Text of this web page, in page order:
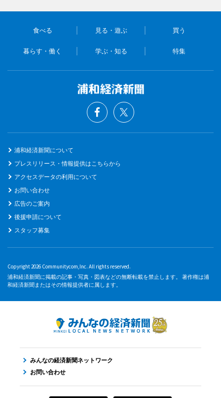
食べる 見る・遊ぶ 買う
暮らす・働く 学ぶ・知る 特集
浦和経済新聞について
プレスリリース・情報提供はこちらから
アクセスデータの利用について
お問い合わせ
広告のご案内
後援申請について
スタッフ募集
Copyright 2026 Communitycom,Inc. All rights reserved.
浦和経済新聞に掲載の記事・写真・図表などの無断転載を禁止します。 著作権は浦
和経済新聞またはその情報提供者に属します。
みんなの経済新聞ネットワーク
お問い合わせ